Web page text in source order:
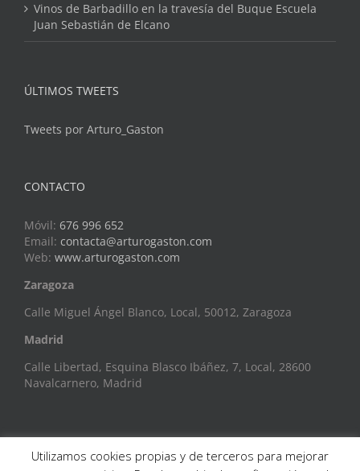
Vinos de Barbadillo en la travesía del Buque Escuela
Juan Sebastián de Elcano
ÚLTIMOS TWEETS
Tweets por Arturo_Gaston
CONTACTO
Móvil: 676 996 652
Email: contacta@arturogaston.com
Web: www.arturogaston.com
Zaragoza
Calle Miguel Ángel Blanco, Local, 50012, Zaragoza
Madrid
Calle Libertad, Esquina Blasco Ibáñez, 7, Local, 28600
Navalcarnero, Madrid
Utilizamos cookies propias y de terceros para mejorar